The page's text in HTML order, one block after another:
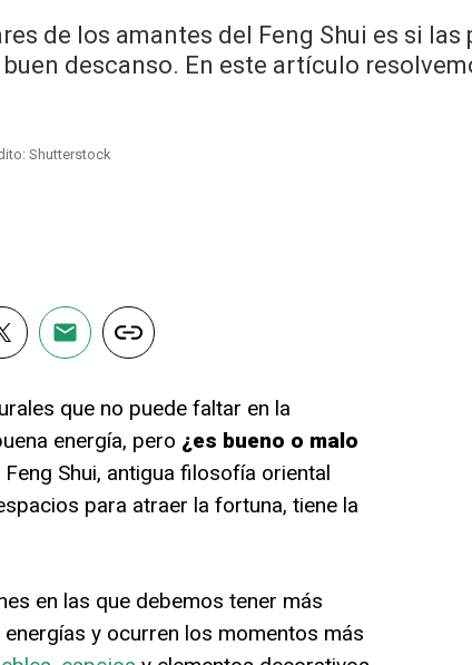
de los amantes del Feng Shui es si
descanso. En este artículo
Shutterstock
que no puede faltar en la
energía, pero ¿es bueno o malo
Shui, antigua filosofía oriental
para atraer la fortuna, tiene la
en las que debemos tener más
y ocurren los momentos más